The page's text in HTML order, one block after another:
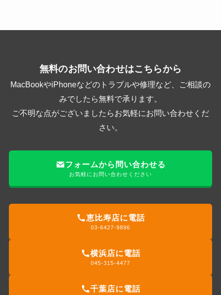
無料のお問い合わせはこちらから
MacBookやiPhoneなどのトラブルや修理など、ご相談の
みでしたら無料で承ります。
ご不明な点がございましたらお気軽にお問い合わせくだ
さい。
フォームから問い合わせる
お気軽にお問い合わせください
恵比寿店に電話
03-6427-9896
横浜店に電話
045-315-4477
千葉店に電話